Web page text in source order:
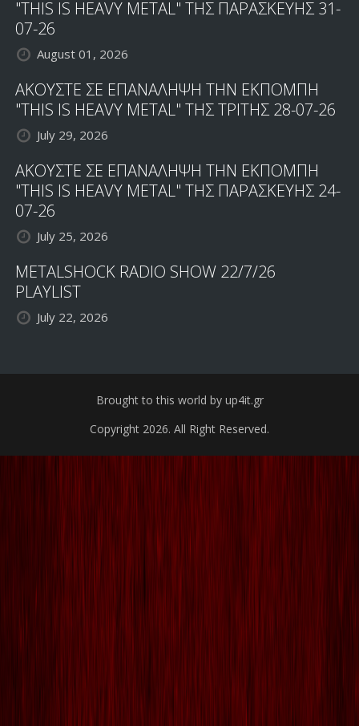
"THIS IS HEAVY METAL" ΤΗΣ ΠΑΡΑΣΚΕΥΗΣ 31-
07-26
August 01, 2026
ΑΚΟΥΣΤΕ ΣΕ ΕΠΑΝΑΛΗΨΗ ΤΗΝ ΕΚΠΟΜΠΗ
"THIS IS HEAVY METAL" ΤΗΣ ΤΡΙΤΗΣ 28-07-26
July 29, 2026
ΑΚΟΥΣΤΕ ΣΕ ΕΠΑΝΑΛΗΨΗ ΤΗΝ ΕΚΠΟΜΠΗ
"THIS IS HEAVY METAL" ΤΗΣ ΠΑΡΑΣΚΕΥΗΣ 24-
07-26
July 25, 2026
METALSHOCK RADIO SHOW 22/7/26
PLAYLIST
July 22, 2026
Brought to this world by up4it.gr
Copyright 2026. All Right Reserved.